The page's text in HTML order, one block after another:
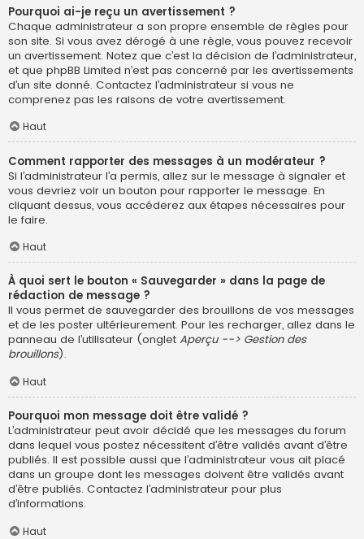
Pourquoi ai-je reçu un avertissement ?
Chaque administrateur a son propre ensemble de règles pour
son site. Si vous avez dérogé à une règle, vous pouvez recevoir
un avertissement. Notez que c’est la décision de l’administrateur,
et que phpBB Limited n’est pas concerné par les avertissements
d’un site donné. Contactez l’administrateur si vous ne
comprenez pas les raisons de votre avertissement.
Haut
Comment rapporter des messages à un modérateur ?
Si l’administrateur l’a permis, allez sur le message à signaler et
vous devriez voir un bouton pour rapporter le message. En
cliquant dessus, vous accéderez aux étapes nécessaires pour
le faire.
Haut
À quoi sert le bouton « Sauvegarder » dans la page de
rédaction de message ?
Il vous permet de sauvegarder des brouillons de vos messages
et de les poster ultérieurement. Pour les recharger, allez dans le
panneau de l’utilisateur (onglet Aperçu --> Gestion des
brouillons).
Haut
Pourquoi mon message doit être validé ?
L’administrateur peut avoir décidé que les messages du forum
dans lequel vous postez nécessitent d’être validés avant d’être
publiés. Il est possible aussi que l’administrateur vous ait placé
dans un groupe dont les messages doivent être validés avant
d’être publiés. Contactez l’administrateur pour plus
d’informations.
Haut